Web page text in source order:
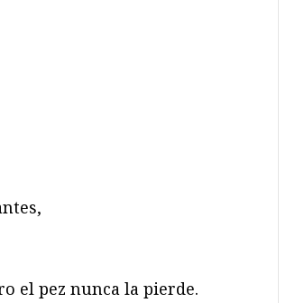
el pez nunca la pierde.